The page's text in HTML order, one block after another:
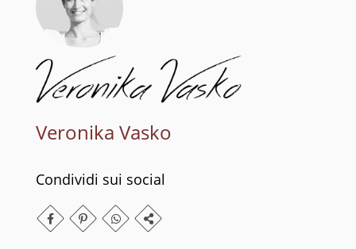
Veronika Vasko
Condividi sui social